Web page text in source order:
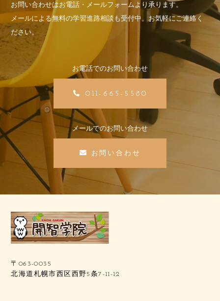
お問い合わせはお電話・メールフォームより承ります。
メールによる無料の学習進路相談も受付中。お気軽にご連絡く
ださい。
お電話でのお問い合わせ
011-665-5580
メールでのお問い合わせ
お問い合わせ
〒063-0035
北海道札幌市西区西野5条7-11-12